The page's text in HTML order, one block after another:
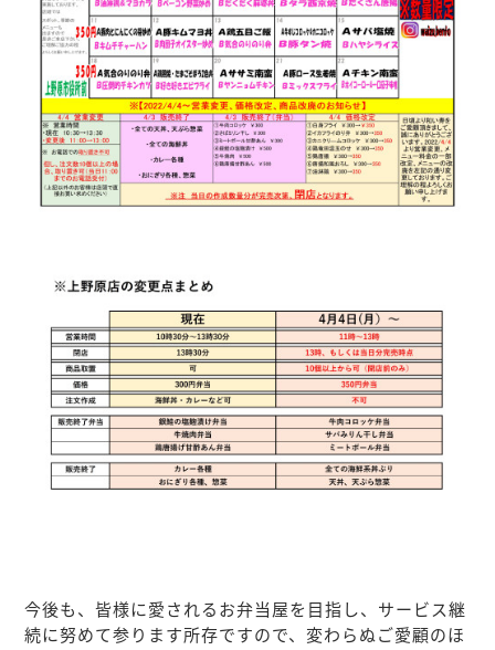
今後も、皆様に愛されるお弁当屋を目指し、サービス継
続に努めて参ります所存ですので、変わらぬご愛顧のほ